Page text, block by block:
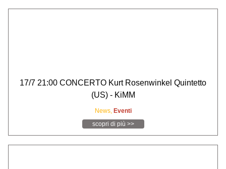
17/7 21:00 CONCERTO Kurt Rosenwinkel Quintetto
(US) - KiMM
News, Eventi
scopri di più >>